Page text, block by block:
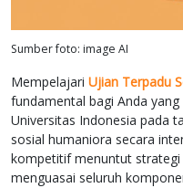
Sumber foto: image AI
Mempelajari Ujian Terpadu
fundamental bagi Anda
Universitas Indonesia pada
sosial humaniora secara
kompetitif menuntut
menguasai seluruh